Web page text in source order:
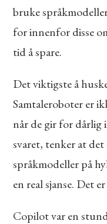
bruke
for innenfor disse
tid å spare.
Det viktigste å
Samtaleroboter er
når de gir for dårlig
svaret, tenker at
språkmodeller på
en real sjanse. Det
Copilot var en